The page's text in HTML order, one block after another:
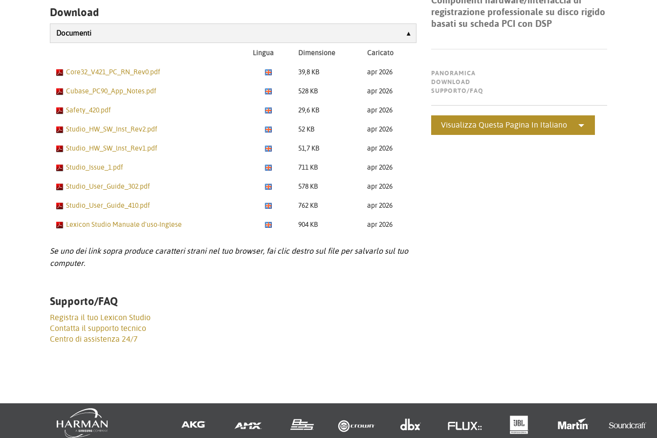
Download
Documenti
Lingua Dimensione Caricato
Core32_V421_PC_RN_Rev0.pdf 39,8 KB apr 2026
Cubase_PC90_App_Notes.pdf 528 KB apr 2026
Safety_420.pdf 29,6 KB apr 2026
Studio_HW_SW_Inst_Rev2.pdf 52 KB apr 2026
Studio_HW_SW_lnst_Rev1.pdf 51,7 KB apr 2026
Studio_Issue_1.pdf 711 KB apr 2026
Studio_User_Guide_302.pdf 578 KB apr 2026
Studio_User_Guide_410.pdf 762 KB apr 2026
Lexicon Studio Manuale d'uso-Inglese 904 KB apr 2026
Se uno dei link sopra produce caratteri strani nel tuo browser, fai clic destro sul file per salvarlo sul tuo
computer.
Supporto/FAQ
Registra il tuo Lexicon Studio
Contatta il supporto tecnico
Centro di assistenza 24/7
registrazione professionale su disco rigido
basati su scheda PCI con DSP
PANORAMICA
DOWNLOAD
SUPPORTO/FAQ
Visualizza Questa Pagina In Italiano